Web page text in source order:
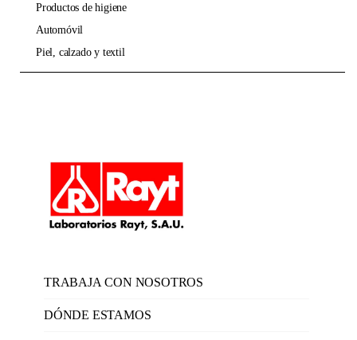
productos de higiene
automóvil
piel, calzado y textil
TRABAJA CON NOSOTROS
DÓNDE ESTAMOS